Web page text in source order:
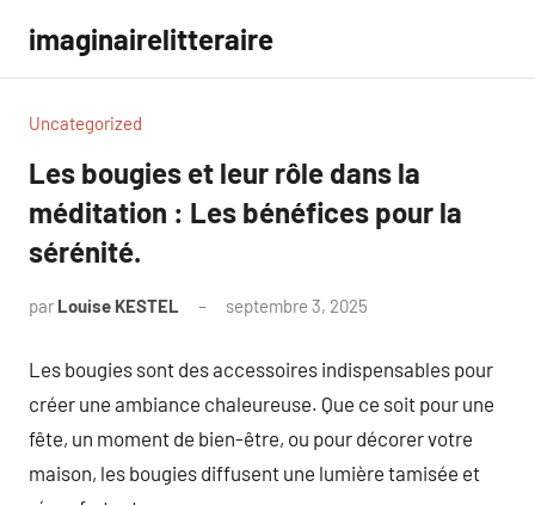
contenu
imaginairelitteraire
Uncategorized
Les bougies et leur rôle dans la
méditation : Les bénéfices pour la
sérénité.
par Louise KESTEL septembre 3, 2025
Les bougies sont des accessoires indispensables pour
créer une ambiance chaleureuse. Que ce soit pour une
fête, un moment de bien-être, ou pour décorer votre
maison, les bougies diffusent une lumière tamisée et